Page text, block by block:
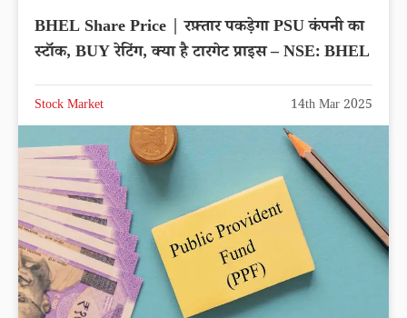
BHEL Share Price | रफ़्तार पकड़ेगा PSU कंपनी का
स्टॉक, BUY रेटिंग, क्या है टारगेट प्राइस – NSE: BHEL
Stock Market 14th Mar 2025